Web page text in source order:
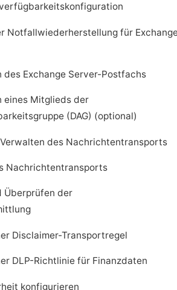
Notfallwiederherstellung für
Exchange Server-Postfachs
eines Mitglieds der
(DAG) (optional)
des Nachrichtentransports
Nachrichtentransports
Überprüfen der
Disclaimer-Transportregel
DLP-Richtlinie für Finanzdaten
konfigurieren